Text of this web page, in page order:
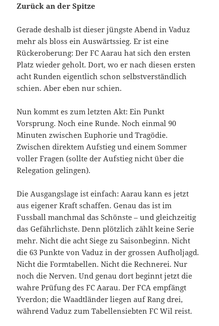
Zurück an der Spitze
Gerade deshalb ist dieser jüngste Abend in Vaduz
mehr als bloss ein Auswärtssieg. Er ist eine
Rückeroberung: Der FC Aarau hat sich den ersten
Platz wieder geholt. Dort, wo er nach diesen ersten
acht Runden eigentlich schon selbstverständlich
schien. Aber eben nur schien.
Nun kommt es zum letzten Akt: Ein Punkt
Vorsprung. Noch eine Runde. Noch einmal 90
Minuten zwischen Euphorie und Tragödie.
Zwischen direktem Aufstieg und einem Sommer
voller Fragen (sollte der Aufstieg nicht über die
Relegation gelingen).
Die Ausgangslage ist einfach: Aarau kann es jetzt
aus eigener Kraft schaffen. Genau das ist im
Fussball manchmal das Schönste – und gleichzeitig
das Gefährlichste. Denn plötzlich zählt keine Serie
mehr. Nicht die acht Siege zu Saisonbeginn. Nicht
die 63 Punkte von Vaduz in der grossen Aufholjagd.
Nicht die Formtabellen. Nicht die Rechnerei. Nur
noch die Nerven. Und genau dort beginnt jetzt die
wahre Prüfung des FC Aarau. Der FCA empfängt
Yverdon; die Waadtländer liegen auf Rang drei,
während Vaduz zum Tabellensiebten FC Wil reist.